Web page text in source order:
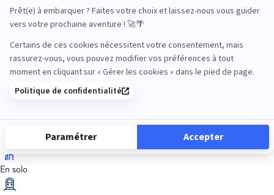
Découverte
En couple
En famille
En solo